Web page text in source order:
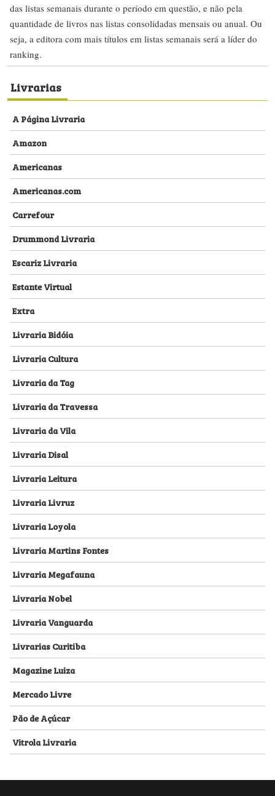
das listas semanais durante o período em questão, e não pela
quantidade de livros nas listas consolidadas mensais ou anual. Ou
seja, a editora com mais títulos em listas semanais será a líder do
ranking.
Livrarias
A Página Livraria
Amazon
Americanas
Americanas.com
Carrefour
Drummond Livraria
Escariz Livraria
Estante Virtual
Extra
Livraria Bidóia
Livraria Cultura
Livraria da Tag
Livraria da Travessa
Livraria da Vila
Livraria Disal
Livraria Leitura
Livraria Livruz
Livraria Loyola
Livraria Martins Fontes
Livraria Megafauna
Livraria Nobel
Livraria Vanguarda
Livrarias Curitiba
Magazine Luiza
Mercado Livre
Pão de Açúcar
Vitrola Livraria